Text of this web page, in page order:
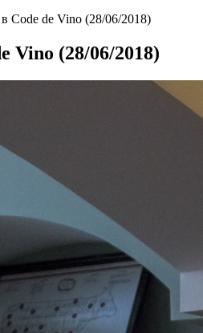
Code de Vino (28/06/2018)
Vino (28/06/2018)